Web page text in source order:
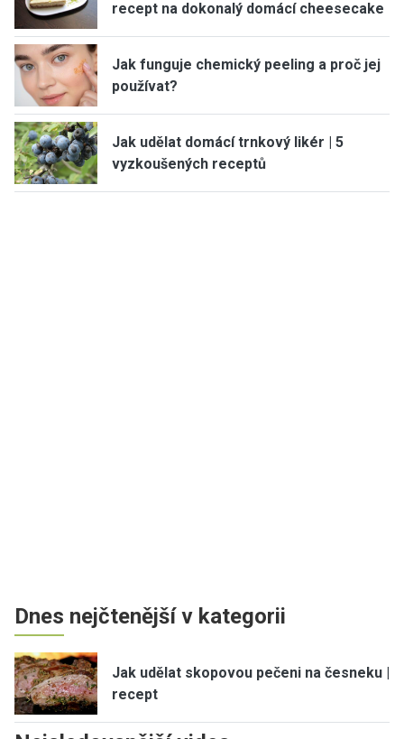
recept na dokonalý domácí cheesecake
Jak funguje chemický peeling a proč jej
používat?
Jak udělat domácí trnkový likér | 5
vyzkoušených receptů
Dnes nejčtenější v kategorii
Jak udělat skopovou pečeni na česneku |
recept